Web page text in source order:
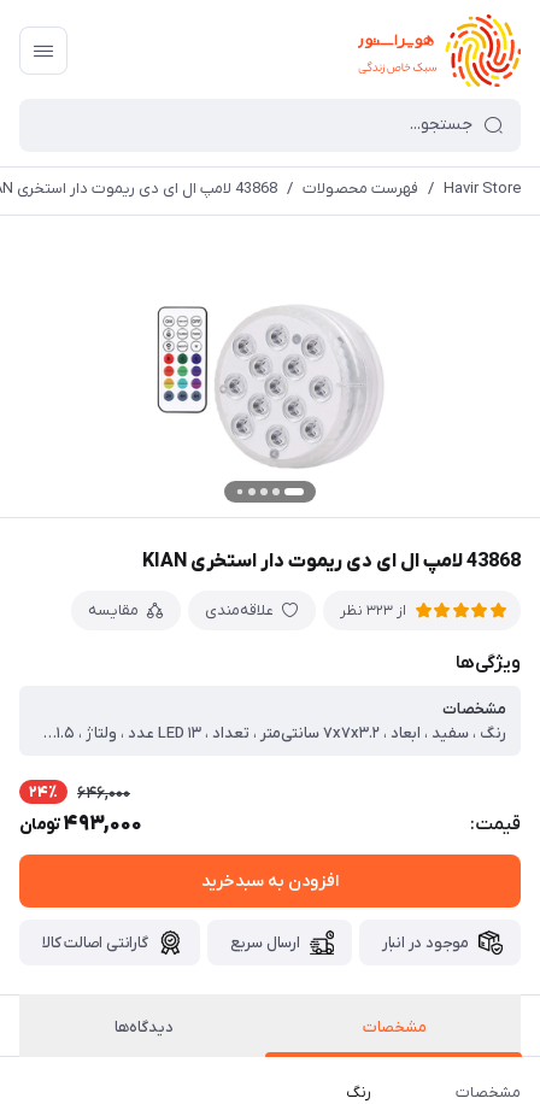
Havir Store
/ فهرست محصولات / 43868 لامپ ال ای دی ریموت دار استخری KIAN
43868 لامپ ال ای دی ریموت دار استخری KIAN
از 323 نظر علاقه‌مندی مقایسه
ویژگی‌ها
مشخصات
رنگ ، سفید ، ابعاد ، ۷x۷x۳.۲ سانتی‌متر ، تعداد ، LED ۱۳ عدد ، ولتاژ ، ۱.۵ ولت ، توان ، ۰.۵ وات ، سایر توضیحات ، با دوام ، ضد اب ، دارای کنترل ، اهنربار دار ، باتری عالی ، کنترل از راه دور
قیمت:
646,000 24٪
493,000تومان
افزودن به سبدخرید
موجود در انبار ارسال سریع گارانتی اصالت کالا
مشخصات دیدگاه‌ها
مشخصات
رنگ